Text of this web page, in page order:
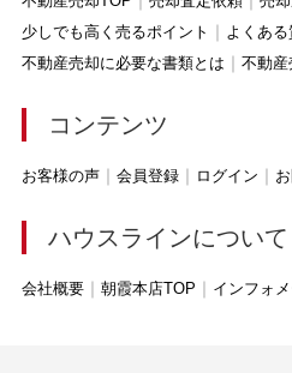
少しでも高く売るポイント
よくある
不動産売却に必要な書類とは
不動産
コンテンツ
お客様の声 会員登録 ログイン
ハウスラインについて
会社概要 朝霞本店TOP インフォ